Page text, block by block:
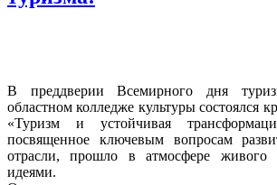
В преддверии Всемирного дня
областном колледже культуры состоялся
«Туризм и устойчивая
посвященное ключевым вопросам
отрасли, прошло в атмосфере
идеями.